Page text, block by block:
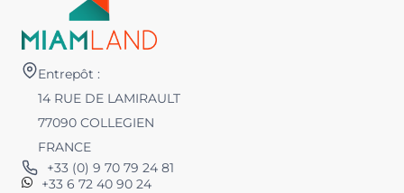
Entrepôt :
14 RUE DE LAMIRAULT
77090 COLLEGIEN
FRANCE
+33 (0) 9 70 79 24 81
+33 6 72 40 90 24